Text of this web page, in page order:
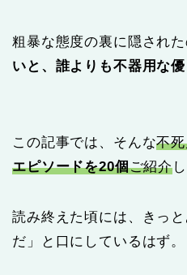
粗暴な態度の裏に隠された
いと、誰よりも不器用な優
この記事では、そんな不
エピソードを20個ご紹介
読み終えた頃には、きっ
だ」と口にしているはず。